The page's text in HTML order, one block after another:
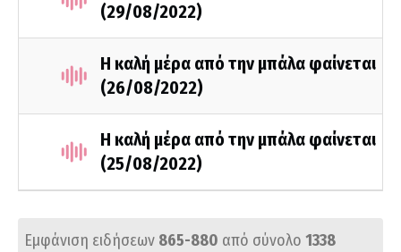
(29/08/2022)
Η καλή μέρα από την μπάλα φαίνεται
(26/08/2022)
Η καλή μέρα από την μπάλα φαίνεται
(25/08/2022)
Εμφάνιση ειδήσεων 865-880 από σύνολο 1338